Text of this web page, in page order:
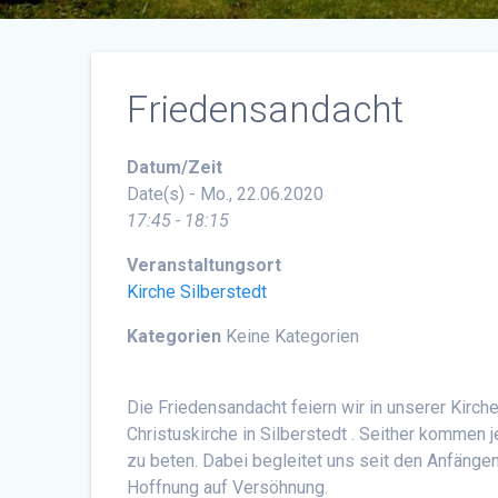
Friedensandacht
Datum/Zeit
Date(s) - Mo., 22.06.2020
17:45 - 18:15
Veranstaltungsort
Kirche Silberstedt
Kategorien Keine Kategorien
Die Friedensandacht feiern wir in unserer
Christuskirche in Silberstedt . Seither kommen
zu beten. Dabei begleitet uns seit den
Hoffnung auf Versöhnung.